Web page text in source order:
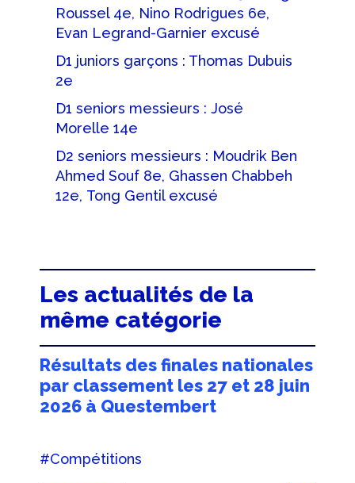
Roussel 4e, Nino Rodrigues 6e,
Evan Legrand-Garnier excusé
D1 juniors garçons : Thomas Dubuis
2e
D1 seniors messieurs : José
Morelle 14e
D2 seniors messieurs : Moudrik Ben
Ahmed Souf 8e, Ghassen Chabbeh
12e, Tong Gentil excusé
Les actualités de la
même catégorie
Résultats des finales nationales
par classement les 27 et 28 juin
2026 à Questembert
#Compétitions